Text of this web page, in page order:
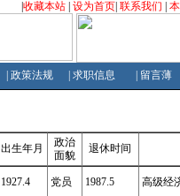
收藏本站 设为首页| 联系我们
政策法规 求职信息 留言薄
出生年月
政治
面貌
退休时间
1927.4 党员 1987.5 高级经